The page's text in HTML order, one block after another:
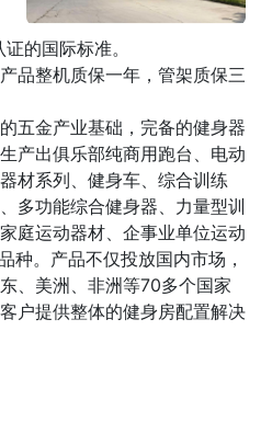
的国际标准。
品整机质保一年，管架质保三
五金产业基础，完备的健身器
产出俱乐部纯商用跑台、电动
材系列、健身车、综合训练
多功能综合健身器、力量型训
庭运动器材、企事业单位运动
种。产品不仅投放国内市场，
、美洲、非洲等70多个国家
户提供整体的健身房配置解决